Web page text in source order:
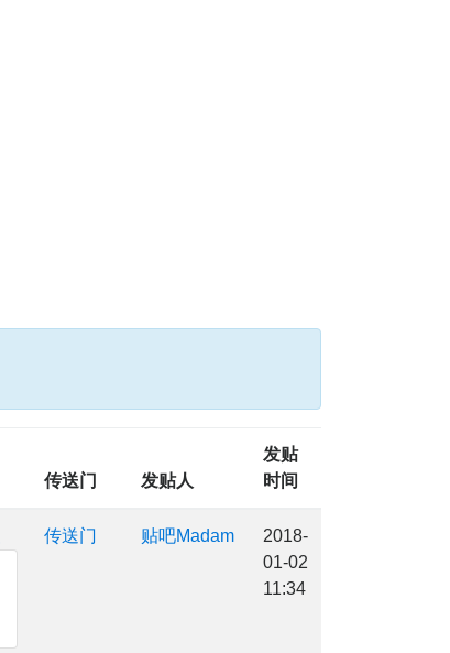
传送门 发贴人
发贴
时间
传送门 贴吧Madam
2018-
01-02
11:34